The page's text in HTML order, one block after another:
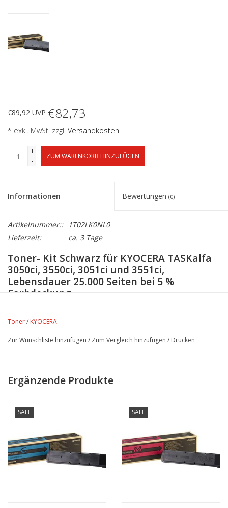
€89,92 UVP €82,73
* exkl. MwSt. zzgl. Versandkosten
+
-
ZUM WARENKORB HINZUFÜGEN
Informationen Bewertungen (0)
Artikelnummer::
1T02LK0NL0
Lieferzeit:
ca. 3 Tage
Toner- Kit Schwarz für KYOCERA TASKalfa
3050ci, 3550ci, 3051ci und 3551ci,
Lebensdauer 25.000 Seiten bei 5 %
Farbdeckung
Toner/ KYOCERA
Zur Wunschliste hinzufügen / Zum Vergleich hinzufügen / Drucken
Ergänzende Produkte
SALE SALE